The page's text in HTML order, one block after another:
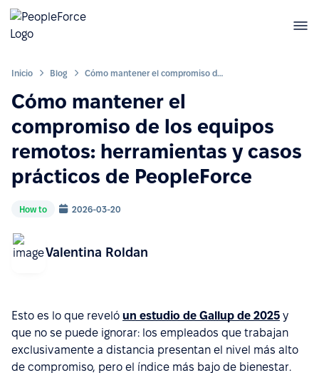
Inicio Blog Cómo mantener el compromiso de los equipos remotos: herramientas y casos prácticos de PeopleForce
Cómo mantener el
compromiso de los equipos
remotos: herramientas y casos
prácticos de PeopleForce
How to 2026-03-20
Valentina Roldan
Esto es lo que reveló un estudio de Gallup de 2025 y
que no se puede ignorar: los empleados que trabajan
exclusivamente a distancia presentan el nivel más alto
de compromiso, pero el índice más bajo de bienestar.